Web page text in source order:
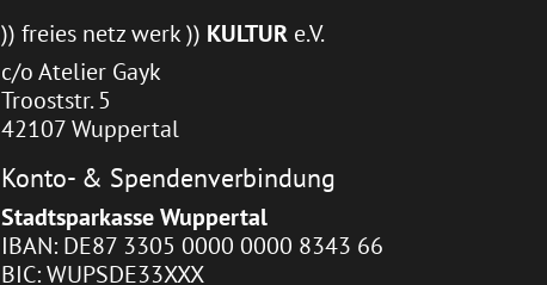
)) freies netz werk )) KULTUR e.V.
c/o Atelier Gayk
Trooststr. 5
42107 Wuppertal
Konto- & Spendenverbindung
Stadtsparkasse Wuppertal
IBAN: DE87 3305 0000 0000 8343 66
BIC: WUPSDE33XXX